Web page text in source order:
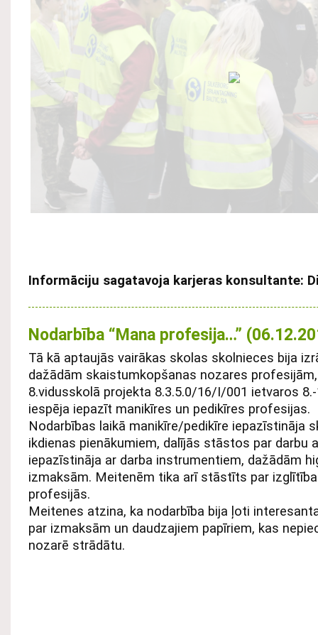
Informāciju sagatavoja karjeras konsultante:
Nodarbība “Mana profesija…”
Tā kā aptaujās vairākas skolas skolnieces bija
dažādām skaistumkopšanas nozares
8.vidusskolā projekta 8.3.5.0/16/I/001 ietvaros
iespēja iepazīt manikīres un pedikīres profesijas.
Nodarbības laikā manikīre/pedikīre iepazīstināja
ikdienas pienākumiem, dalījās stāstos par darbu
iepazīstināja ar darba instrumentiem, dažādām
izmaksām. Meitenēm tika arī stāstīts par
profesijās.
Meitenes atzina, ka nodarbība bija ļoti
par izmaksām un daudzajiem papīriem, kas
nozarē strādātu.